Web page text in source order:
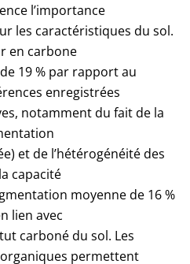
l’importance
les caractéristiques du sol.
en carbone
19 % par rapport au
enregistrées
notamment du fait de la
et de l’hétérogénéité des
capacité
moyenne de 16 %
lien avec
carboné du sol. Les
permettent